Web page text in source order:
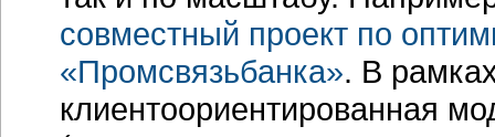
совместный проект по
«Промсвязьбанка». В
клиентоориентированная